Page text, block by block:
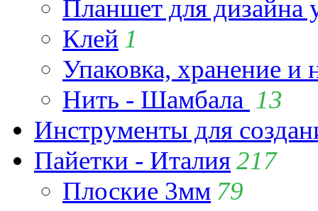
Планшет для
Клей 1
Упаковка, хранение и
Нить - Шамбала 13
Инструменты для
Пайетки - Италия217
Плоские 3мм 79